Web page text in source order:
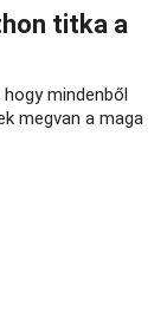
titka a
mindenből
megvan a maga